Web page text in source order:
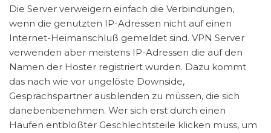
Die Server verweigern einfach die Verbindungen,
wenn die genutzten IP-Adressen nicht auf einen
Internet-Heimanschluß gemeldet sind. VPN Server
verwenden aber meistens IP-Adressen die auf den
Namen der Hoster registriert wurden. Dazu kommt
das nach wie vor ungelöste Downside,
Gesprächspartner ausblenden zu müssen, die sich
danebenbenehmen. Wer sich erst durch einen
Haufen entblößter Geschlechtsteile klicken muss, um